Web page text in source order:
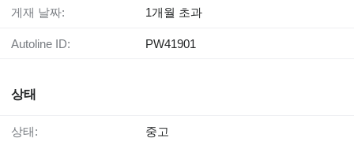
게재 날짜: 1개월 초과
Autoline ID: PW41901
상태
상태: 중고